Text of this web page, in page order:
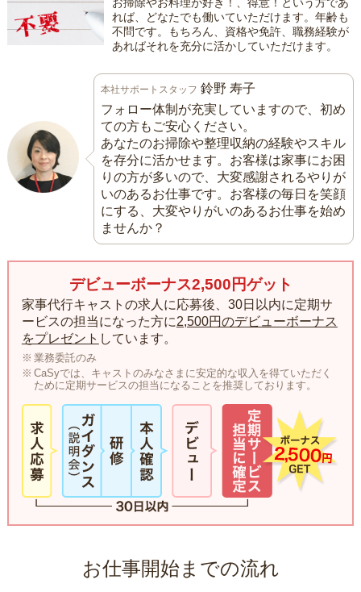
れば、どなたでも働いていただけます。年齢も
不問です。もちろん、資格や免許、職務経験が
あればそれを充分に活かしていただけます。
本社サポートスタッフ 鈴野 寿子
フォロー体制が充実していますので、初め
ての方もご安心ください。
あなたのお掃除や整理収納の経験やスキル
を存分に活かせます。お客様は家事にお困
りの方が多いので、大変感謝されるやりが
いのあるお仕事です。お客様の毎日を笑顔
にする、大変やりがいのあるお仕事を始め
ませんか？
デビューボーナス2,500円ゲット
家事代行キャストの求人に応募後、30日以内に定期サ
ービスの担当になった方に2,500円のデビューボーナス
をプレゼント しています。
業務委託のみ
CaSyでは、キャストのみなさまに安定的な収入を得ていただく
ために定期サービスの担当になることを推奨しております。
お仕事開始までの流れ